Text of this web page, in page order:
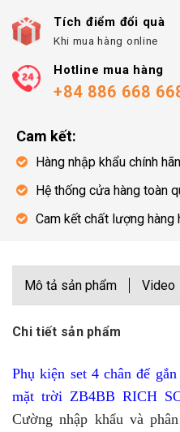
Tích điểm đổi quà
Khi mua hàng online
Hotline mua hàng
+84 886 668
Cam kết:
Hàng nhập khẩu chính
Hệ thống cửa hàng toàn
Cam kết chất lượng hàng
Mô tả sản phẩm Video
Chi tiết sản phẩm
Phụ kiện set 4 chân đế
mặt trời ZB4BB RICH
Cường nhập khẩu và